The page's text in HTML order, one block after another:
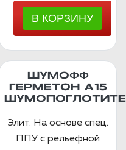
ШУМОФФ
ГЕРМЕТОН А15
Элит. На основе спец.
ППУ с рельефной